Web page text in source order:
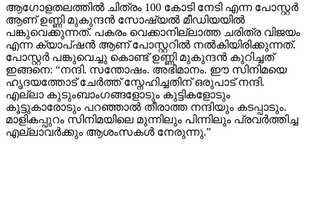
ആഗോളതലത്തിൽ ചിത്രം 100 കോടി നേടി എന്ന പോസ്റ്റർ
ആണ് ഉണ്ണി മുകുന്ദൻ സോഷ്യൽ മീഡിയയിൽ
പങ്കുവെക്കുന്നത്. പകരം വെക്കാനില്ലാത്ത ചരിത്ര വിജയം
എന്ന ക്യാപ്ഷൻ ആണ് പോസ്റ്ററിൽ നൽകിയിരിക്കുന്നത്.
പോസ്റ്റർ പങ്കുവെച്ചു കൊണ്ട് ഉണ്ണി മുകുന്ദൻ കുറിച്ചത്
ഇങ്ങനെ: “നന്ദി. സന്തോഷം. അഭിമാനം. ഈ സിനിമയെ
ഹൃദയത്തോട് ചേർത്ത് സ്നേഹിച്ചതിന് ഒരുപാട് നന്ദി.
എല്ലാ കുടുംബാംഗങ്ങളോടും കുട്ടികളോടും
കൂട്ടുകാരോടും പറഞ്ഞാൽ തീരാത്ത നന്ദിയും കടപ്പാടും.
മാളികപ്പുറം സിനിമയിലെ മുന്നിലും പിന്നിലും പ്രവർത്തിച്ച
എല്ലാവർക്കും ആശംസകൾ നേരുന്നു.”